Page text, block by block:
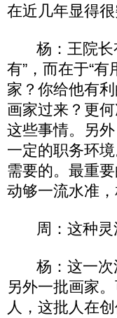
在近几年显得很
杨：王院长
有”，而在于“
家？你给他有
画家过来？更
这些事情。另
一定的职务环
需要的。最重
动够一流水准
周：这种灵
杨：这一次
另外一批画家
人，这批人在